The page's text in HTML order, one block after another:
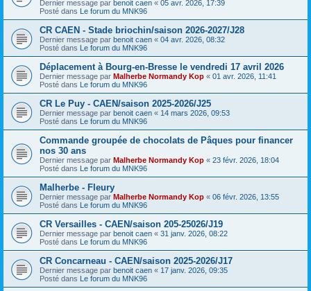
Dernier message par benoit caen « 05 avr. 2026, 17:39
Posté dans Le forum du MNK96
CR CAEN - Stade briochin/saison 2026-2027/J28
Dernier message par benoit caen « 04 avr. 2026, 08:32
Posté dans Le forum du MNK96
Déplacement à Bourg-en-Bresse le vendredi 17 avril 2026
Dernier message par Malherbe Normandy Kop « 01 avr. 2026, 11:41
Posté dans Le forum du MNK96
CR Le Puy - CAEN/saison 2025-2026/J25
Dernier message par benoit caen « 14 mars 2026, 09:53
Posté dans Le forum du MNK96
Commande groupée de chocolats de Pâques pour financer
nos 30 ans
Dernier message par Malherbe Normandy Kop « 23 févr. 2026, 18:04
Posté dans Le forum du MNK96
Malherbe - Fleury
Dernier message par Malherbe Normandy Kop « 06 févr. 2026, 13:55
Posté dans Le forum du MNK96
CR Versailles - CAEN/saison 205-25026/J19
Dernier message par benoit caen « 31 janv. 2026, 08:22
Posté dans Le forum du MNK96
CR Concarneau - CAEN/saison 2025-2026/J17
Dernier message par benoit caen « 17 janv. 2026, 09:35
Posté dans Le forum du MNK96